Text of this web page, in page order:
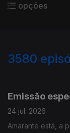
opções
3580
Emissão
24 jul. 2026
Amarante está, a